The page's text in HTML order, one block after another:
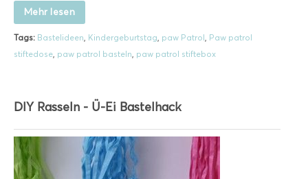
Mehr lesen
Tags: Bastelideen, Kindergeburtstag, paw Patrol, Paw patrol
stiftedose, paw patrol basteln, paw patrol stiftebox
DIY Rasseln - Ü-Ei Bastelhack